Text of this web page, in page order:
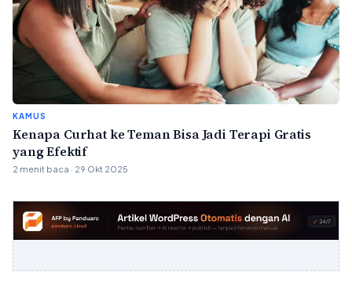
KAMUS
Kenapa Curhat ke Teman Bisa Jadi Terapi Gratis
yang Efektif
2 menit baca · 29 Okt 2025